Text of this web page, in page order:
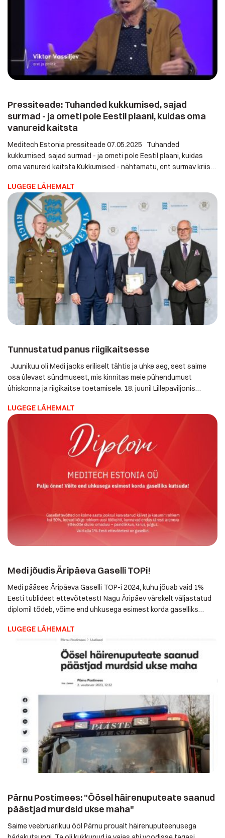
Pressiteade: Tuhanded kukkumised, sajad
vanureid kaitsta
Meditech Estonia pressiteade 07.05.2025 Tuhanded
kukkumised, sajad surmad - ja ometi pole Eestil plaani, kuidas
oma vanureid kaitsta Kukkumised - nähtamatu, ent surmav
kriis Eesti kodudes Eestis toimub igal aastal kümneid
tuhandeid eakate kukkumisi - vaikselt, märkamatult,
vähemalt kord aastas. Iga viies kukkumine lõpeb raske
vigastusega, sageli luumurru või peatraumaga. 2023. […]
LUGEGE LÄHEMALT
Tunnustatud panus riigikaitsesse
osa ülevast sündmusest, mis kinnitas meie pühendumust
toimunud Kaitseministeeriumi tseremoonial pälvisime kõrge
tunnustuse, "Riigikaitsjate toetaja" tiitli. See tunnustus ei ole
pelgalt kinnitus meie senisele tööle, vaid sümboliseerib ka
vastutustunnet ja uhkust, mida tunneme oma panuse eest
riigikaitse […]
LUGEGE LÄHEMALT
Medi jõudis Äripäeva Gaselli TOPi!
Eesti tublidest ettevõtetest! Nagu Äripäev värskelt
väljastatud diplomil tõdeb, võime end uhkusega esimest korda
gaselliks kutsuda. Gasellettevõtted on kolme aasta jooksul
kasvatanud käivet ja kasumit enam kui 50%, loovad kõige
rohkem uusi töökohti, kannavad endas kiiresti areneva
LUGEGE LÄHEMALT
Pärnu Postimees: "Öösel häirenuputeate
saanud päästjad murdsid ukse maha"
hädakutsungi. Ta oli kukkunud ja vajas abi voodisse tagasi
saamiseks. Tema mitu lähedast korduvatele kõnedele ei
vastanud. Kuna meil oli kindel info, et proua siiski abi vajab,
kutsusime läbi Häirekeskuse päästjad, kes hätta sattunule
LUGEGE LÄHEMALT